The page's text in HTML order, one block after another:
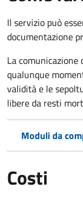
Il servizio può
documentazione
La
qualunque
validità e le
libere da resti
Moduli da
Costi